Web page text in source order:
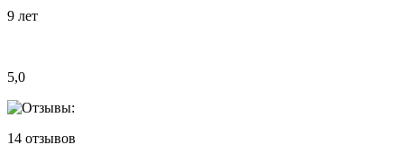
9 лет
5,0
14 отзывов